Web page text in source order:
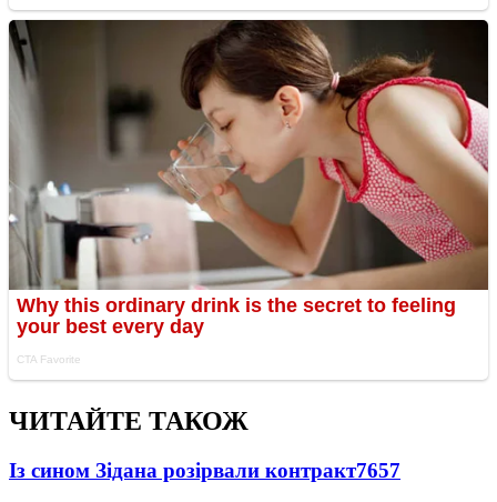
ЧИТАЙТЕ ТАКОЖ
Із сином Зідана розірвали контракт7657